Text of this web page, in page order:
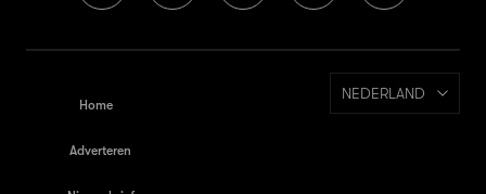
Home
Adverteren
NEDERLAND